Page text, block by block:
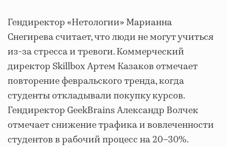
Гендиректор «Нетологии» Марианна
Снегирева считает, что люди не могут учиться
из-за стресса и тревоги. Коммерческий
директор Skillbox Артем Казаков отмечает
повторение февральского тренда, когда
студенты откладывали покупку курсов.
Гендиректор GeekBrains Александр Волчек
отмечает снижение трафика и вовлеченности
студентов в рабочий процесс на 20–30%.